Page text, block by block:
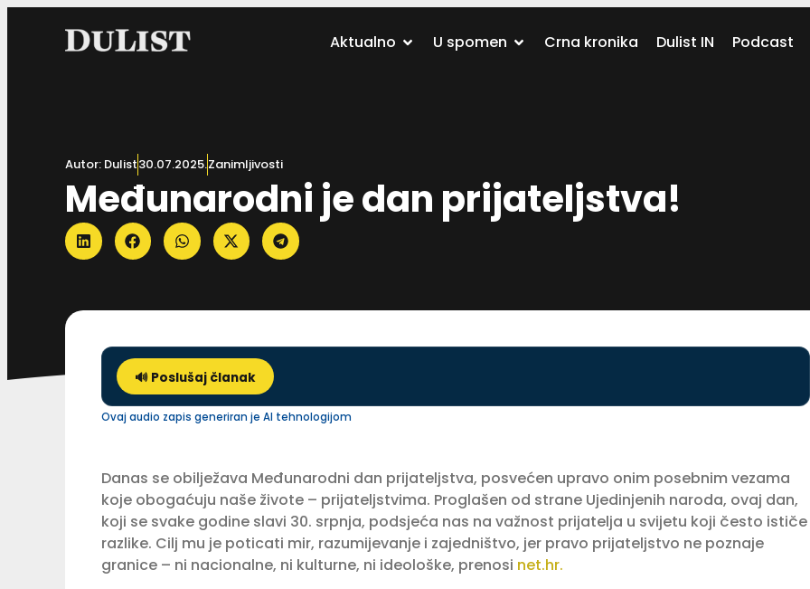
Aktualno U spomen Crna kronika Dulist IN Podcast
Autor: Dulist30.07.2025.Zanimljivosti
Međunarodni je dan prijateljstva!
🔊 Poslušaj članak
Ovaj audio zapis generiran je AI tehnologijom
Danas se obilježava Međunarodni dan prijateljstva, posvećen upravo onim posebnim vezama
koje obogaćuju naše živote – prijateljstvima. Proglašen od strane Ujedinjenih naroda, ovaj dan,
koji se svake godine slavi 30. srpnja, podsjeća nas na važnost prijatelja u svijetu koji često ističe
razlike. Cilj mu je poticati mir, razumijevanje i zajedništvo, jer pravo prijateljstvo ne poznaje
granice – ni nacionalne, ni kulturne, ni ideološke, prenosi net.hr.